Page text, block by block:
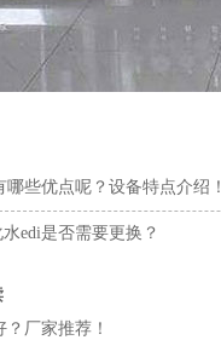
哪些优点呢？设备特点介绍！
edi是否需要更换？
厂家推荐！